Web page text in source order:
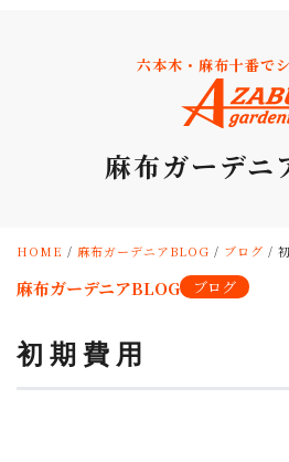
六本木・麻布十番で
麻布ガーデニ
HOME / 麻布ガーデニアBLOG / ブログ /
麻布ガーデニアBLOG ブログ
初期費用